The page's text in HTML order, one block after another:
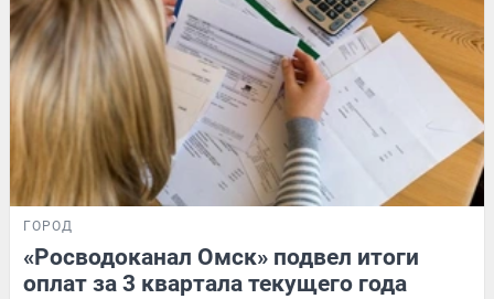
ГОРОД
«Росводоканал Омск» подвел итоги
оплат за 3 квартала текущего года